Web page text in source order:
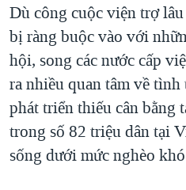
Dù công cuộc viện trợ
bị ràng buộc vào với
hội, song các nước cấp
ra nhiều quan tâm về
phát triển thiếu cân bằng
trong số 82 triệu dân tại
sống dưới mức nghèo